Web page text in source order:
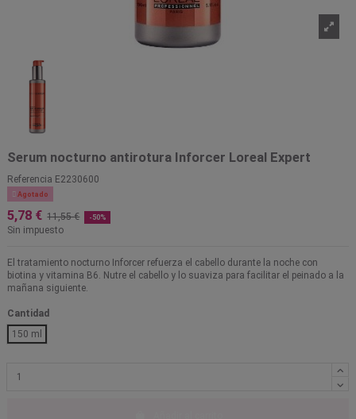
Serum nocturno antirotura Inforcer Loreal Expert
Referencia E2230600
 Agotado
5,78 € 11,55 € -50%
Sin impuesto
El tratamiento nocturno Inforcer refuerza el cabello durante la noche con
biotina y vitamina B6. Nutre el cabello y lo suaviza para facilitar el peinado a la
mañana siguiente.
Cantidad
150 ml